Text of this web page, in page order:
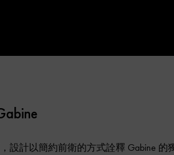
設計以簡約前衛的方式詮釋 Gabine 的